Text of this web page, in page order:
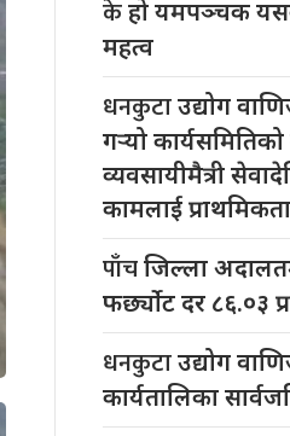
केहो यमपञ्चक
महत्व
धनकुटाउद्योग
गर्‍यो
व्यवसायीमैत्री
कामलाई प्राथमिकता
पाँचजिल्ला
फर्छ्योट दर ८६.०३
धनकुटाउद्योग
कार्यतालिका